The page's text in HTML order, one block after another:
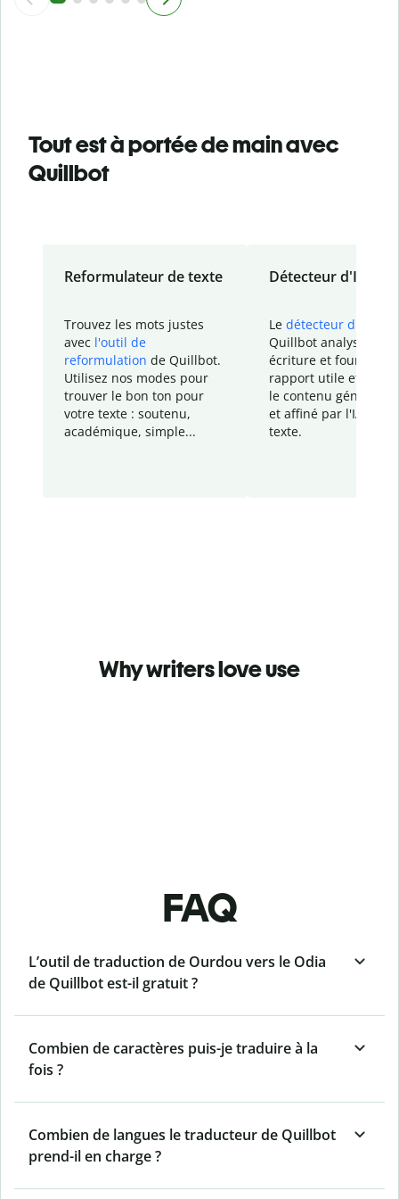
Tout est à portée de main avec
Quillbot
Reformulateur de texte
Trouvez les mots justes
avec l'outil de
reformulation de Quillbot.
Utilisez nos modes pour
trouver le bon ton pour
votre texte : soutenu,
académique, simple...
Détecteur d'IA
Le détecteur d'IA
Quillbot analyse votre
écriture et fournit un
rapport utile et
le contenu généré
et affiné par l'IA
texte.
Why writers love use
FAQ
L’outil de traduction de Ourdou vers le Odia
de Quillbot est-il gratuit ?
Combien de caractères puis-je traduire à la
fois ?
Combien de langues le traducteur de Quillbot
prend-il en charge ?